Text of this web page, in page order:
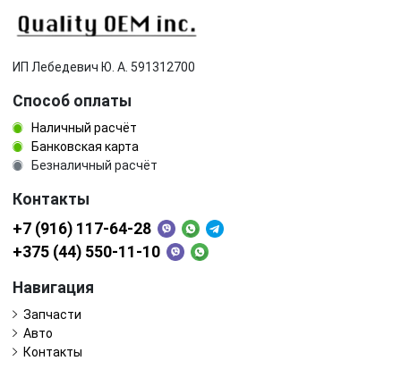
ИП Лебедевич Ю. А. 591312700
Способ оплаты
Наличный расчёт
Банковская карта
Безналичный расчёт
Контакты
+7 (916) 117-64-28
+375 (44) 550-11-10
Навигация
Запчасти
Авто
Контакты